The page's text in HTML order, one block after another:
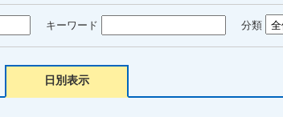
キーワード 分類
日別表示